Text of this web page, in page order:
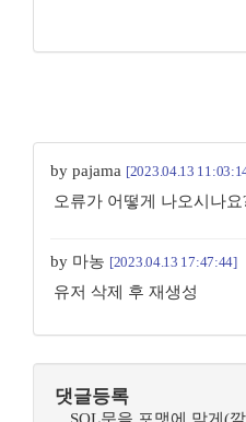
by pajama [2023.04.13
오류가 어떻게 나오시나요
by 마농 [2023.04.13 17:47:44]
유저 삭제 후 재생성
댓글등록